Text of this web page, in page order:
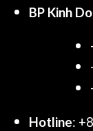
BP Kinh
Hotline: